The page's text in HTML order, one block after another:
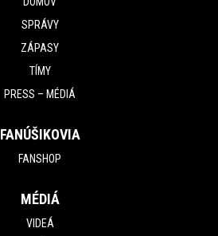
SPRÁVY
ZÁPASY
TÍMY
PRESS – MÉDIÁ
FANÚŠIKOVIA
FANSHOP
MÉDIÁ
VIDEÁ